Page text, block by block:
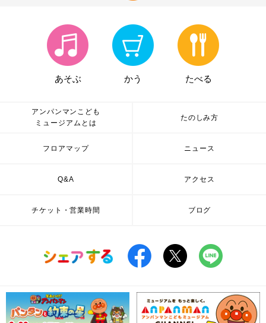
あそぶ かう たべる
アンパンマンこども
ミュージアムとは
たのしみ方
フロアマップ ニュース
Q&A アクセス
チケット・営業時間 ブログ